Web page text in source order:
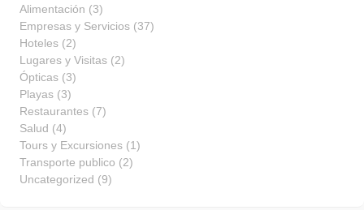
Alimentación (3)
Empresas y Servicios (37)
Hoteles (2)
Lugares y Visitas (2)
Ópticas (3)
Playas (3)
Restaurantes (7)
Salud (4)
Tours y Excursiones (1)
Transporte publico (2)
Uncategorized (9)